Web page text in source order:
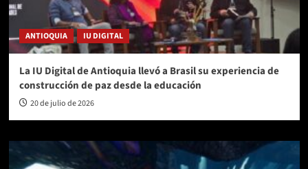
ANTIOQUIA IU DIGITAL
La IU Digital de Antioquia llevó a Brasil su experiencia de
construcción de paz desde la educación
20 de julio de 2026